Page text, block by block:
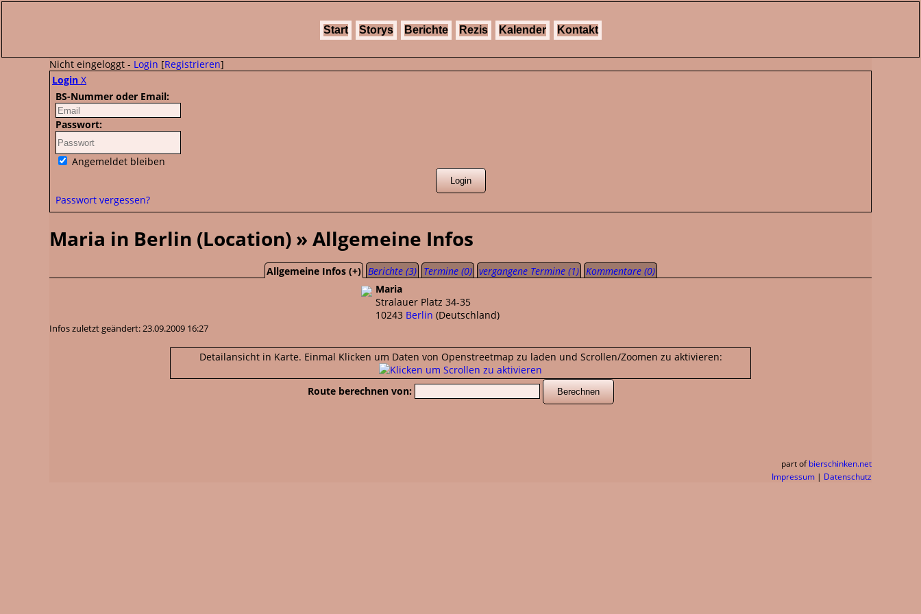
Start Storys Berichte Rezis Kalender Kontakt
Nicht eingeloggt - Login [Registrieren]
Login X
BS-Nummer oder Email:
Passwort:
Angemeldet bleiben
Passwort vergessen?
Maria in Berlin (Location) » Allgemeine Infos
Allgemeine Infos (+) Berichte (3) Termine (0) vergangene Termine (1)
Kommentare (0)
Maria
Stralauer Platz 34-35
10243 Berlin (Deutschland)
Infos zuletzt geändert: 23.09.2009 16:27
Detailansicht in Karte. Einmal Klicken um Daten von Openstreetmap zu laden und Scrollen/Zoomen zu aktivieren:
Route berechnen von:
part of bierschinken.net
Impressum | Datenschutz